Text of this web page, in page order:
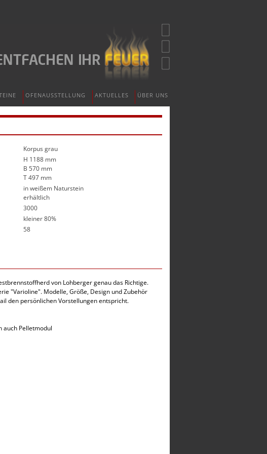
OFENAUSSTELLUNG AKTUELLES ÜBER UNS
Korpus grau
H 1188 mm
B 570 mm
T 497 mm
in weißem Naturstein
erhältlich
3000
kleiner 80%
58
von Lohberger genau das Richtige.
"Varioline". Modelle, Größe, Design und Zubehör
den persönlichen Vorstellungen entspricht.
auch Pelletmodul